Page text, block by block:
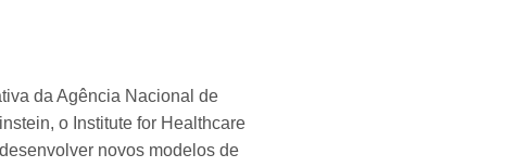
da Agência Nacional de
o Institute for Healthcare
novos modelos de